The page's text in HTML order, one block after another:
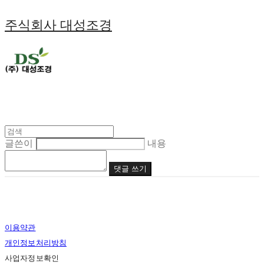
주식회사 대성조경
글쓴이 내용
댓글 쓰기
이용약관
개인정보처리방침
사업자정보확인